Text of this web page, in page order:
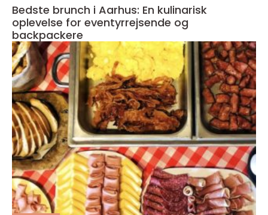
Bedste brunch i Aarhus: En kulinarisk
oplevelse for eventyrrejsende og
backpackere